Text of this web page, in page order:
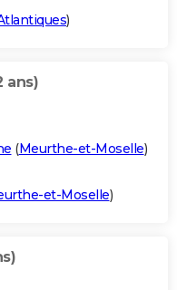
)
ans)
(Meurthe-et-Moselle)
et-Moselle)